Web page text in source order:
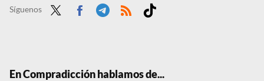
Síguenos
En Compradicción hablamos de...